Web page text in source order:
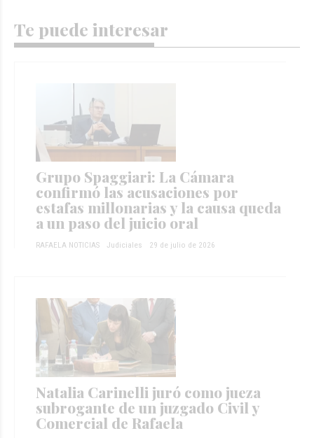
Te puede interesar
Grupo Spaggiari: La Cámara
confirmó las acusaciones por
estafas millonarias y la causa queda
a un paso del juicio oral
RAFAELA NOTICIAS Judiciales 29 de julio de 2026
Natalia Carinelli juró como jueza
subrogante de un juzgado Civil y
Comercial de Rafaela